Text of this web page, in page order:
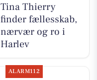
Tina Thierry
finder fællesskab,
nærvær og ro i
Harlev
ALARM112